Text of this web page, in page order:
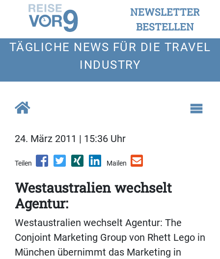
NEWSLETTER
BESTELLEN
TÄGLICHE NEWS FÜR DIE TRAVEL
INDUSTRY
24. März 2011 | 15:36 Uhr
Teilen Mailen
Westaustralien wechselt
Agentur:
Westaustralien wechselt Agentur: The
Conjoint Marketing Group von Rhett Lego in
München übernimmt das Marketing in